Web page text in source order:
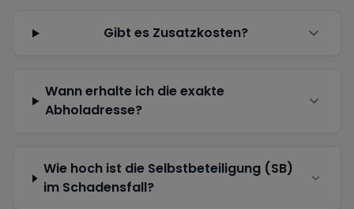
Gibt es Zusatzkosten?
Wann erhalte ich die exakte
Abholadresse?
Wie hoch ist die Selbstbeteiligung (SB)
im Schadensfall?